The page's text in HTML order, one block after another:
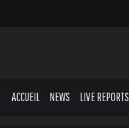
ACCUEIL NEWS LIVE REPORTS